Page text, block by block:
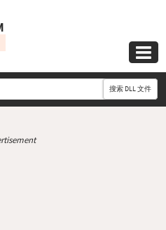

搜索 DLL 文件